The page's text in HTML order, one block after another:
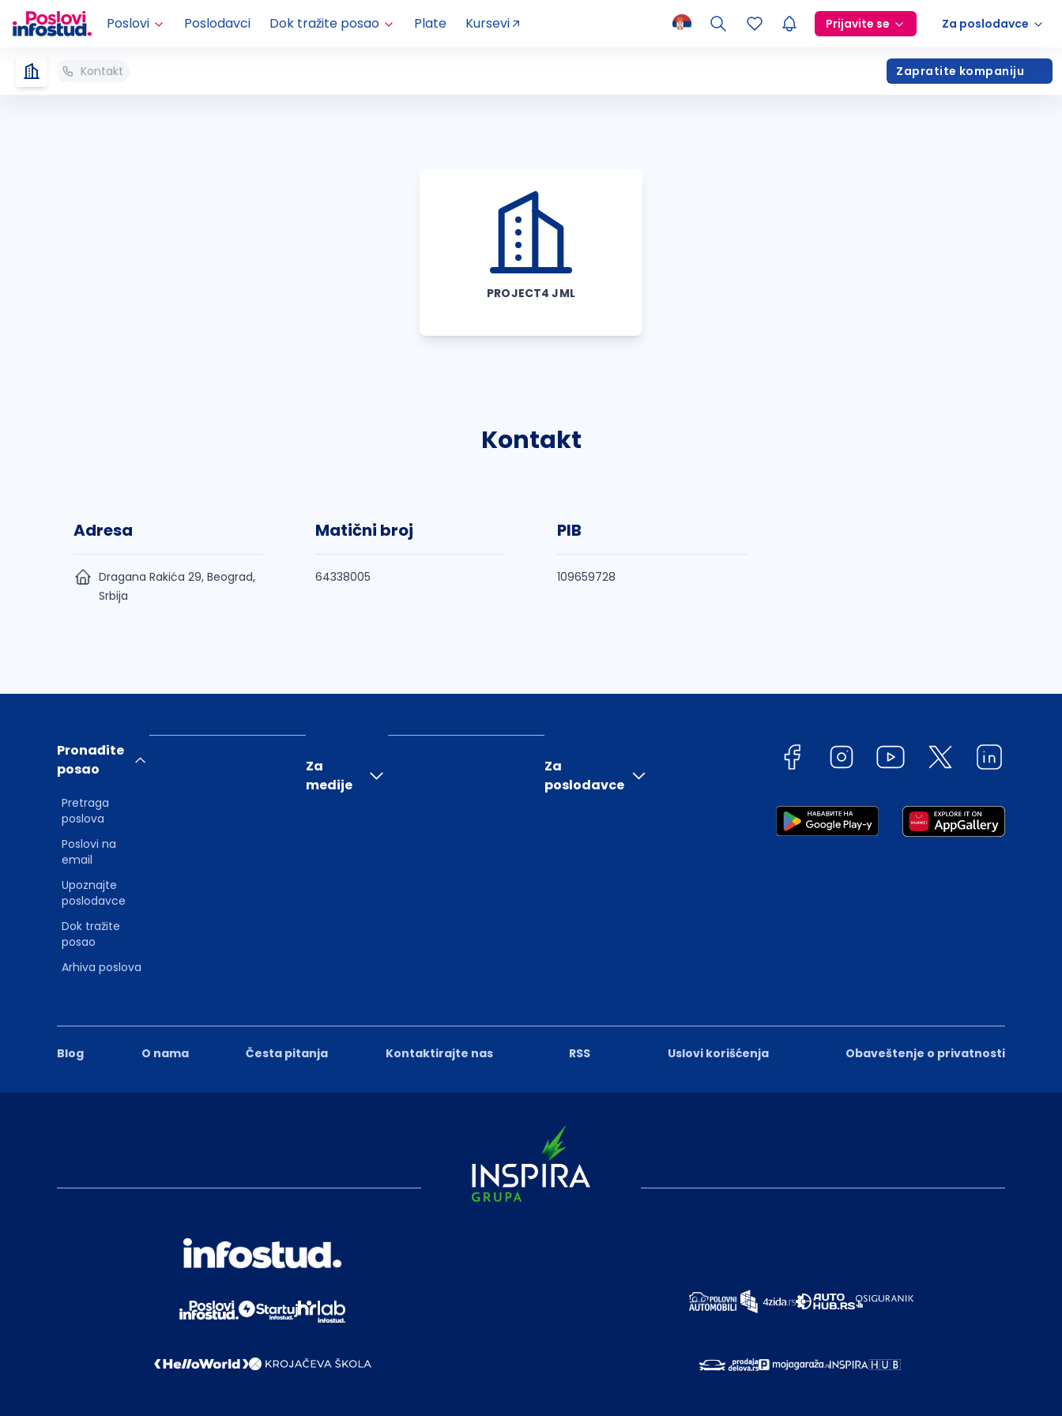
Poslovi Poslodavci Dok tražite posao Plate Kursevi Prijavite se Za poslodavce
Kontakt Zapratite kompaniju
PROJECT4 JML
Kontakt
Adresa
Dragana Rakića 29, Beograd,
Srbija
Matični broj
64338005
PIB
109659728
Blog O nama Česta pitanja Kontaktirajte nas RSS Uslovi korišćenja Obaveštenje o privatnosti
Pronađite
posao
Pretraga
poslova
Poslovi na
email
Upoznajte
poslodavce
Dok tražite
posao
Arhiva poslova
Za
medije
Za
poslodavce